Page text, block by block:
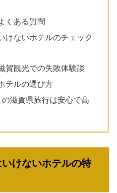
くある質問
けないホテルのチェック
賀観光での失敗体験談
テルの選び方
滋賀県旅行は安心で高
けないホテルの特